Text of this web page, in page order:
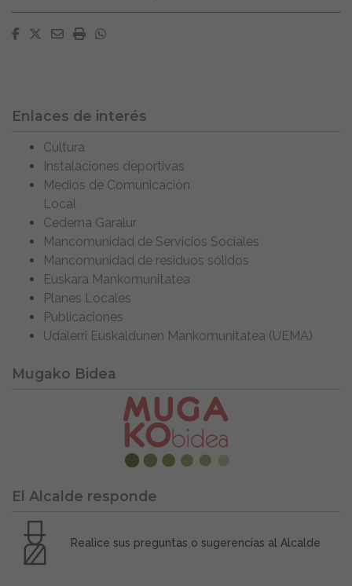
Facebook
Twitter
EmailImprimirWhatsapp
Enlaces de interés
Cultura
Instalaciones deportivas
Medios de Comunicación
Local
Cederna Garalur
Mancomunidad de Servicios Sociales
Mancomunidad de residuos sólidos
Euskara Mankomunitatea
Planes Locales
Publicaciones
Udalerri Euskaldunen Mankomunitatea (UEMA)
Mugako Bidea
El Alcalde responde
Realice sus preguntas o sugerencias al Alcalde